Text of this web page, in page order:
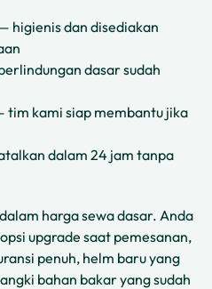
higienis dan disediakan
dasar sudah
kami siap membantu jika
dalam 24 jam tanpa
harga sewa dasar. Anda
upgrade saat pemesanan,
penuh, helm baru yang
bahan bakar yang sudah